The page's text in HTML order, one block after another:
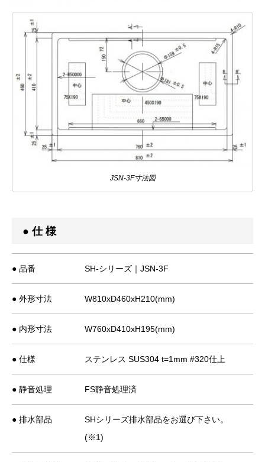
JSN-3F寸法図
● 仕 様
● 品番 SH-シリーズ｜JSN-3F
● 外形寸法 W810xD460xH210(mm)
● 内形寸法 W760xD410xH195(mm)
● 仕様 ステンレス SUS304 t=1mm #320仕上
● 静音処理 FS静音処理済
● 排水部品
SHシリーズ排水部品をお選び下さい。
(※1)